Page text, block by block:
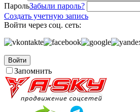
ПарольЗабыли пароль?
Создать учетную запись
Войти через соц. сеть:
Войти
Запомнить